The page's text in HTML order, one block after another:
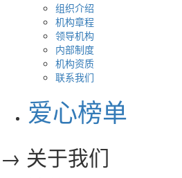
组织介绍
机构章程
领导机构
内部制度
机构资质
联系我们
爱心榜单
→ 关于我们